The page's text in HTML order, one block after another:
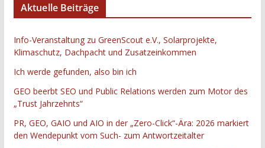
Aktuelle Beiträge
Info-Veranstaltung zu GreenScout e.V., Solarprojekte,
Klimaschutz, Dachpacht und Zusatzeinkommen
Ich werde gefunden, also bin ich
GEO beerbt SEO und Public Relations werden zum Motor des
„Trust Jahrzehnts“
PR, GEO, GAIO und AIO in der „Zero-Click“-Ära: 2026 markiert
den Wendepunkt vom Such- zum Antwortzeitalter